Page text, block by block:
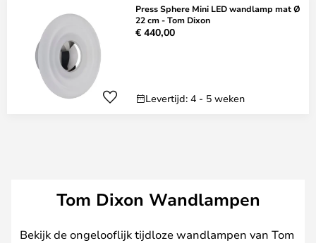
Press Sphere Mini LED wandlamp mat Ø
22 cm - Tom Dixon
€ 440,00
Levertijd: 4 - 5 weken
Tom Dixon Wandlampen
Bekijk de ongelooflijk tijdloze wandlampen van Tom